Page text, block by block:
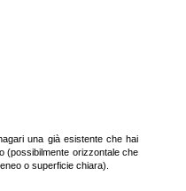
una già esistente che hai
(possibilmente orizzontale che
o superficie chiara).